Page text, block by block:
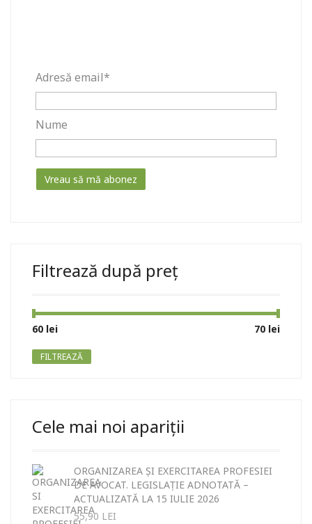
Adresă email*
Nume
Filtrează după preț
Preț
Preț
FILTREAZĂ
60 lei 70 lei
Cele mai noi apariții
ORGANIZAREA ȘI EXERCITAREA PROFESIEI
DE AVOCAT. LEGISLAȚIE ADNOTATĂ –
ACTUALIZATĂ LA 15 IULIE 2026
55,90 LEI